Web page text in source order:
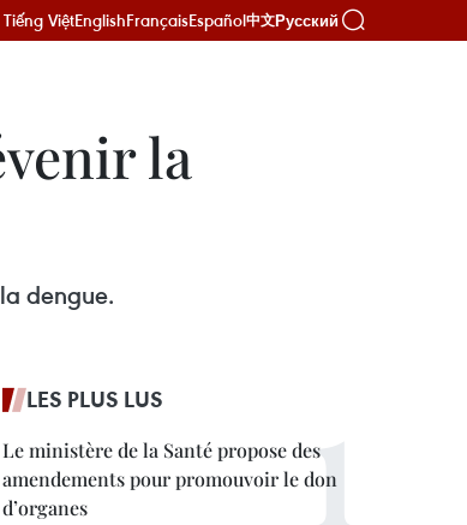
Tiếng ViệtEnglishFrançaisEspañol中文Русский
la
dengue.
LES PLUS LUS
Le ministère de la Santé propose des
amendements pour promouvoir le don
d’organes